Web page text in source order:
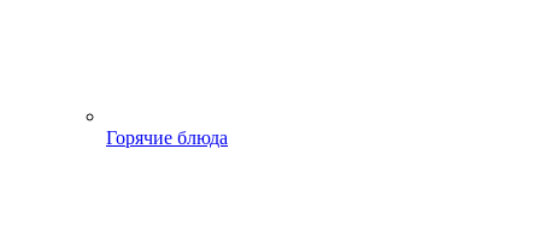
Горячие блюда